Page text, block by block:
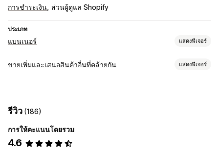
การชำระเงิน ส่วนผู้ดูแล Shopify
ประเภท
แบนเนอร์ แสดงฟีเจอร์
ประเภทแบนเนอร์
การปรับแต่ง
ลิงก์และปุ่ม
พื้นหลัง สีและแบบอักษร
หลายภาษา การเปลี่ยนรูปแบบตามการแสดงผลบนมือถือ
ขายเพิ่มและเสนอสินค้าอื่นที่คล้ายกัน แสดงฟีเจอร์
ขายเพิ่มในหน้าสินค้า
ส่วนเสริมในคลิกเดียว
CSS ที่กำหนดเอง
รีวิว (186)
การให้คะแนนโดยรวม
4.6